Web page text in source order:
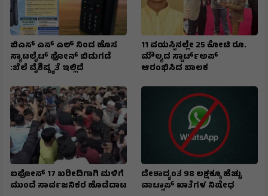
ಬಿಎಸ್ ಎನ್ ಎಲ್ ನಿಂದ ಹೊಸ
ಸ್ಯಾಟಲೈಟ್ ಫೋನ್ ಬಿಡುಗಡೆ
:ಬೆಲೆ ವೈಶಿಷ್ಟ್ಯತೆ ಇಲ್ಲಿದೆ
11 ವಯಸ್ಸಿನಲ್ಲೇ 25 ಕೋಟಿ ರೂ.
ಮೌಲ್ಯದ ಸ್ಟಾರ್ಟ್‌ಅಪ್
ಆರಂಭಿಸಿದ ಬಾಲಕ
ಐಫೋನ್ 17 ಖರೀದಿಗಾಗಿ ಮಳಿಗೆ
ಮುಂದೆ ಸಾರ್ವಜನಿಕರ ಹೊಡೆದಾಟ
ದೇಶಾದ್ಯಂತ 98 ಲಕ್ಷಕ್ಕೂ ಹೆಚ್ಚು
ವಾಟ್ಸಾಪ್ ಖಾತೆಗಳ ನಿಷೇಧ